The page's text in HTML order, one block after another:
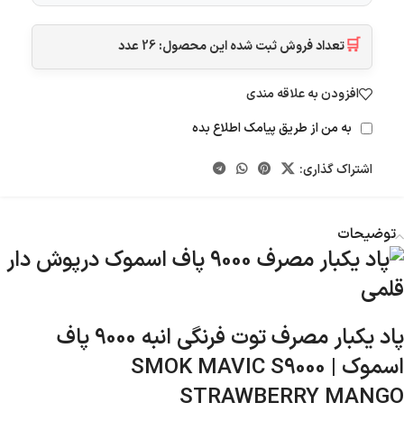
🛒تعداد فروش ثبت شده این محصول:26 عدد
افزودن به علاقه مندی
به من از طریق پیامک اطلاع بده
اشتراک گذاری:
توضیحات
پاد یکبار مصرف توت فرنگی انبه 9000 پاف
اسموک | SMOK MAVIC S9000
STRAWBERRY MANGO